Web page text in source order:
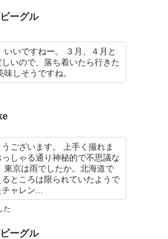
ーグル
いいですねー。 ３月、４月と
いので、落ち着いたら行きた
しそうですね。
ございます。 上手く撮れま
しゃる通り神秘的で不思議な
東京は雨でしたか。北海道で
ところは限られていたようで
ャレン...
た
ーグル